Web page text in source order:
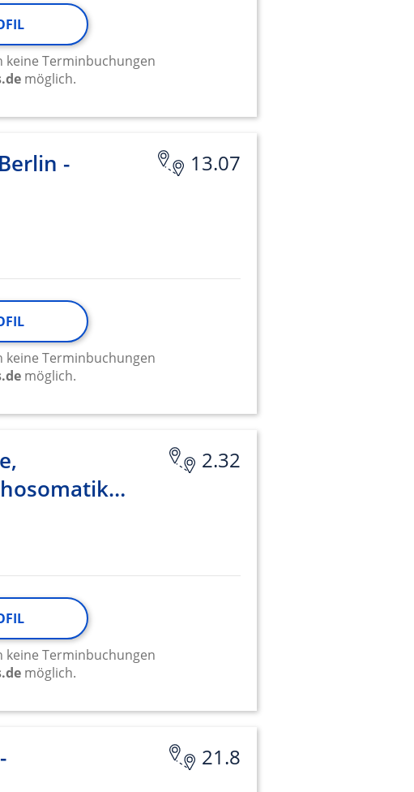
keine Terminbuchungen
möglich.
13.07
-
keine Terminbuchungen
möglich.
2.32
keine Terminbuchungen
möglich.
21.8
Inhalten
Inhalte
identifizieren